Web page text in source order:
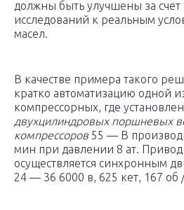
должны быть улучшены за
исследований к реальным
масел.
В качестве примера такого
кратко автоматизацию одной
компрессорных, где
двухцилиндровых поршневых
компрессоров 55 — В
мин при давлении 8 ат.
осуществляется синхронным
24 — 36 6000 в, 625 кет, 167 об